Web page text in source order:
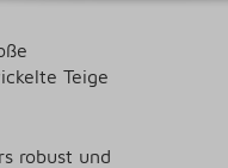
Teige
robust und